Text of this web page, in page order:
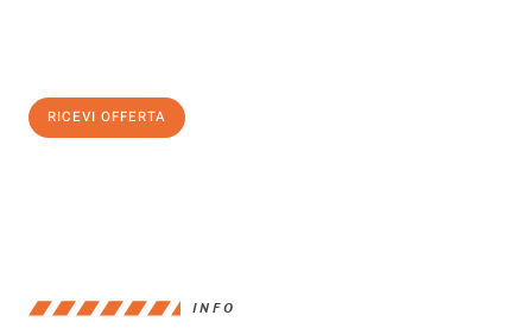
RICEVI OFFERTA
INFO